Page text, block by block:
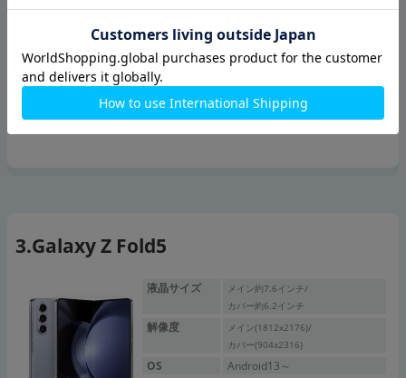
詳しくはこちら
Galaxy Z Fold5
液晶サイズ
メイン約7.6インチ/
カバー約6.2インチ
解像度
メイン(1812x2176)/
カバー(904x2316)
OS
Android13～